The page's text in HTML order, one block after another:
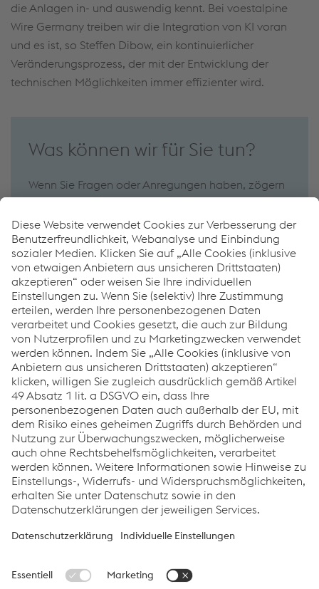
die Anlagen in- und auswendig kennt. Bei voestalpine
Wire Germany treiben wir die Integration von KI voran
und es ist, so Steffen Dibow, ein kontinuierlicher
Veränderungsprozess, der mit der Entwicklung der
technischen Möglichkeiten immer effizienter wird.
Was können wir für Sie tun?
Wenn Sie Fragen oder Anregungen haben, zögern
gerne weiter!
Kontaktieren Sie uns
Was können wir für Sie tun?
Wenn Sie Fragen oder Anregungen haben, zögern Sie
nicht, uns zu kontaktieren. Wir helfen Ihnen gerne weiter!
Kontaktieren Sie uns
Links
Über uns
Zertifikate
Produktionsstandorte
Compliance
Datenschutz
Cookie-Einstellungen